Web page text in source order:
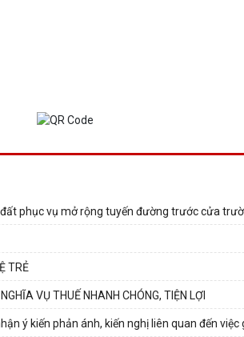
phục vụ mở rộng tuyến đường trước cửa
TRẺ
VỤ THUẾ NHANH CHÓNG, TIỆN LỢI
ý kiến phản ánh, kiến nghị liên quan đến